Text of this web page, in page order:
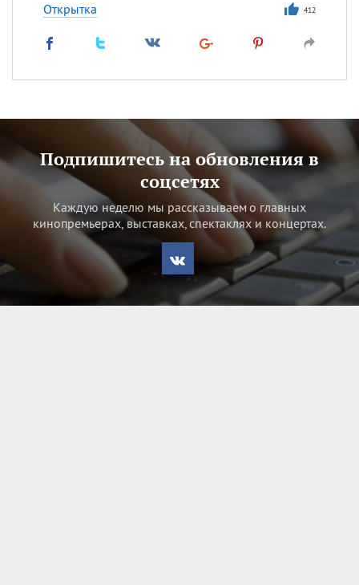
Открытка 412
Подпишитесь на обновления в
соцсетях
Каждую неделю мы рассказываем о главных
кинопремьерах, выставках, спектаклях и концертах.